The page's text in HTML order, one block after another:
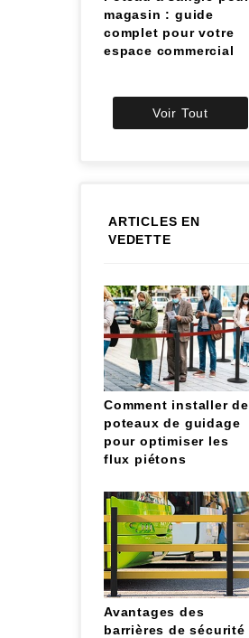
magasin : guide
complet pour votre
espace commercial
Voir Tout
ARTICLES EN
VEDETTE
Comment installer
poteaux de guidage
pour optimiser les
flux piétons
Avantages des
barrières de sécurité